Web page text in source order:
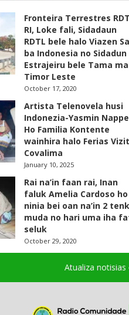
Fronteira Terrestres
RI, Loke fali, Sidadaun
RDTL bele halo Viazen
ba Indonesia no Sidadun
Estrajeiru bele Tama
Timor Leste
October 17, 2020
Artista Telenovela husi
Indonezia-Yasmin
Ho Familia Kontente
wainhira halo Ferias
Covalima
January 10, 2025
Rai na’in faan rai, Inan
faluk Amelia Cardoso ho
ninia bei oan na’in 2
muda no hari uma iha
seluk
October 29, 2020
Atualiza